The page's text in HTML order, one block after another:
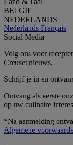
BELGIË
NEDERLANDS
Nederlands Français
Social Media
Volg ons voor
Creuset nieuws.
Schrijf je in en
Ontvang als eerste
op uw culinaire
*Na aanmelding
Algemene